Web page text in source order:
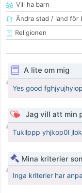
Vill ha barn
Ändra stad / land för
Religionen
A lite om mig
Yes good
Jag vill att min
Tukllppp yhjkop0l
Mina kriterier
Inga kriterier har